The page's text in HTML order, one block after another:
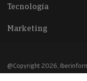
Tecnología
Marketing
@Copyright 2026,